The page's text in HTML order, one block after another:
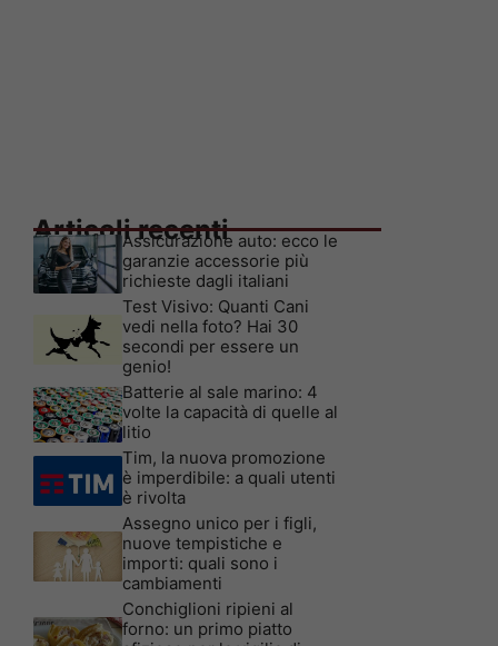
Articoli recenti
Assicurazione auto: ecco le
garanzie accessorie più
richieste dagli italiani
Test Visivo: Quanti Cani
vedi nella foto? Hai 30
secondi per essere un
genio!
Batterie al sale marino: 4
volte la capacità di quelle al
litio
Tim, la nuova promozione
è imperdibile: a quali utenti
è rivolta
Assegno unico per i figli,
nuove tempistiche e
importi: quali sono i
cambiamenti
Conchiglioni ripieni al
forno: un primo piatto